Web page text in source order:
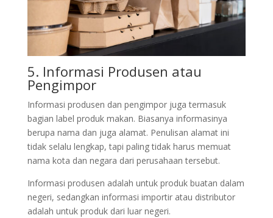
5. Informasi Produsen atau
Pengimpor
Informasi produsen dan pengimpor juga termasuk
bagian label produk makan. Biasanya informasinya
berupa nama dan juga alamat. Penulisan alamat ini
tidak selalu lengkap, tapi paling tidak harus memuat
nama kota dan negara dari perusahaan tersebut.
Informasi produsen adalah untuk produk buatan dalam
negeri, sedangkan informasi importir atau distributor
adalah untuk produk dari luar negeri.